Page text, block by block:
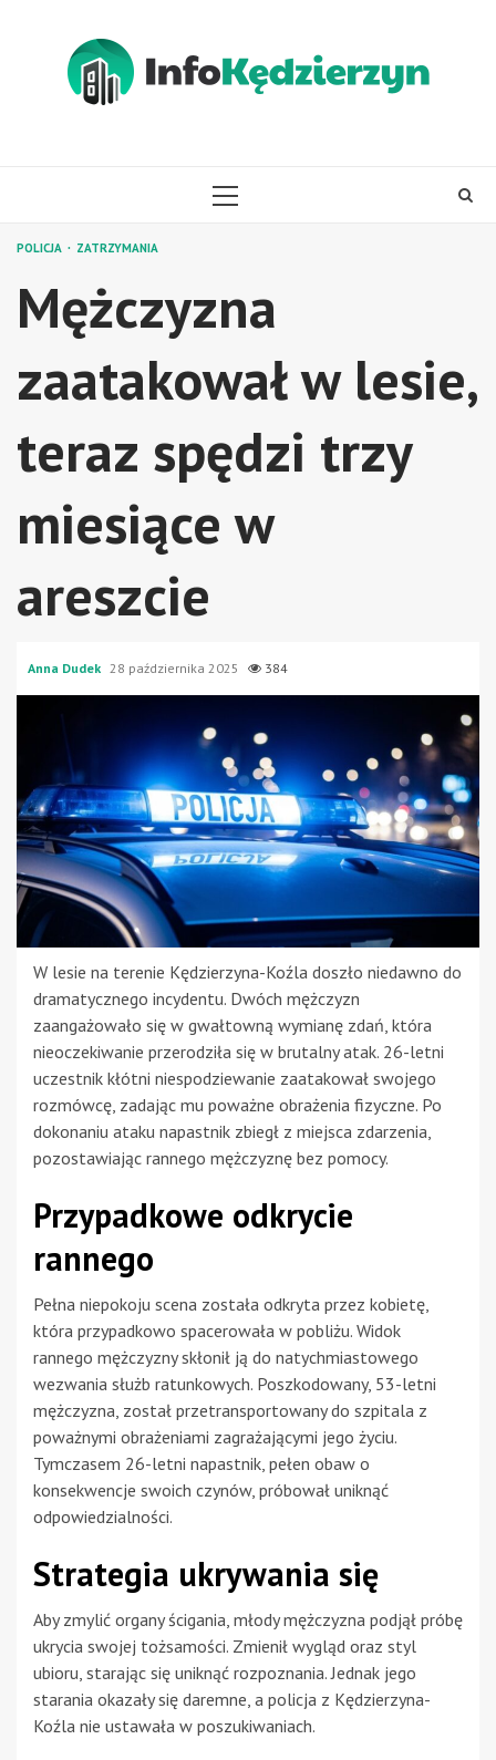
PRIMARY
POLICJA ZATRZYMANIA
Mężczyzna
zaatakował w lesie,
teraz spędzi trzy
miesiące w
areszcie
Anna Dudek 28 października 2025 384
W lesie na terenie Kędzierzyna-Koźla doszło niedawno do
dramatycznego incydentu. Dwóch mężczyzn
zaangażowało się w gwałtowną wymianę zdań, która
nieoczekiwanie przerodziła się w brutalny atak. 26-letni
uczestnik kłótni niespodziewanie zaatakował swojego
rozmówcę, zadając mu poważne obrażenia fizyczne. Po
dokonaniu ataku napastnik zbiegł z miejsca zdarzenia,
pozostawiając rannego mężczyznę bez pomocy.
Przypadkowe odkrycie
rannego
Pełna niepokoju scena została odkryta przez kobietę,
która przypadkowo spacerowała w pobliżu. Widok
rannego mężczyzny skłonił ją do natychmiastowego
wezwania służb ratunkowych. Poszkodowany, 53-letni
mężczyzna, został przetransportowany do szpitala z
poważnymi obrażeniami zagrażającymi jego życiu.
Tymczasem 26-letni napastnik, pełen obaw o
konsekwencje swoich czynów, próbował uniknąć
odpowiedzialności.
Strategia ukrywania się
Aby zmylić organy ścigania, młody mężczyzna podjął próbę
ukrycia swojej tożsamości. Zmienił wygląd oraz styl
ubioru, starając się uniknąć rozpoznania. Jednak jego
starania okazały się daremne, a policja z Kędzierzyna-
Koźla nie ustawała w poszukiwaniach.